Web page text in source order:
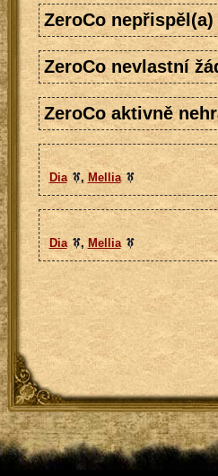
ZeroCo
ZeroCo nevlastní
ZeroCo aktivně
Dia , Mellia
Dia , Mellia